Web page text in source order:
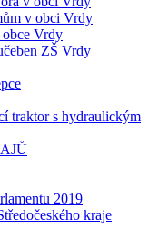
v obci Vrdy
Vrdy
ZŠ Vrdy
traktor s hydraulickým
2019
kraje